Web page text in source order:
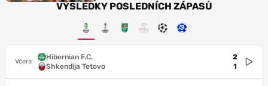
VÝSLEDKY POSLEDNÍCH ZÁPASŮ
Včera
Hibernian F.C.
Shkendija Tetovo
2
1